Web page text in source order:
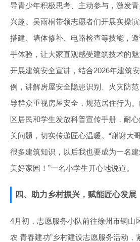
导青少年积极思考、主动参与，激发
兴趣。吴雨桐带领志愿者们开展实操
搭建、墙体修补、电路检查等技能，
手体验，让大家直观感受建筑技术的
开展建筑安全宣讲，结合2026年建筑
例，讲解房屋安全隐患识别、火灾防
导群众重视房屋安全，规范居住行为
区居民和学生发放科普宣传手册，耐
关问题，切实传递匠心温暖。“谢谢大
很多建筑知识，以后我也要成为一名
美好家园！”一名小学生开心地说道。
四、助力乡村振兴，赋能匠心发展
4月初，志愿服务小队前往徐州市铜山
农 青春建功”乡村建设志愿服务活动，